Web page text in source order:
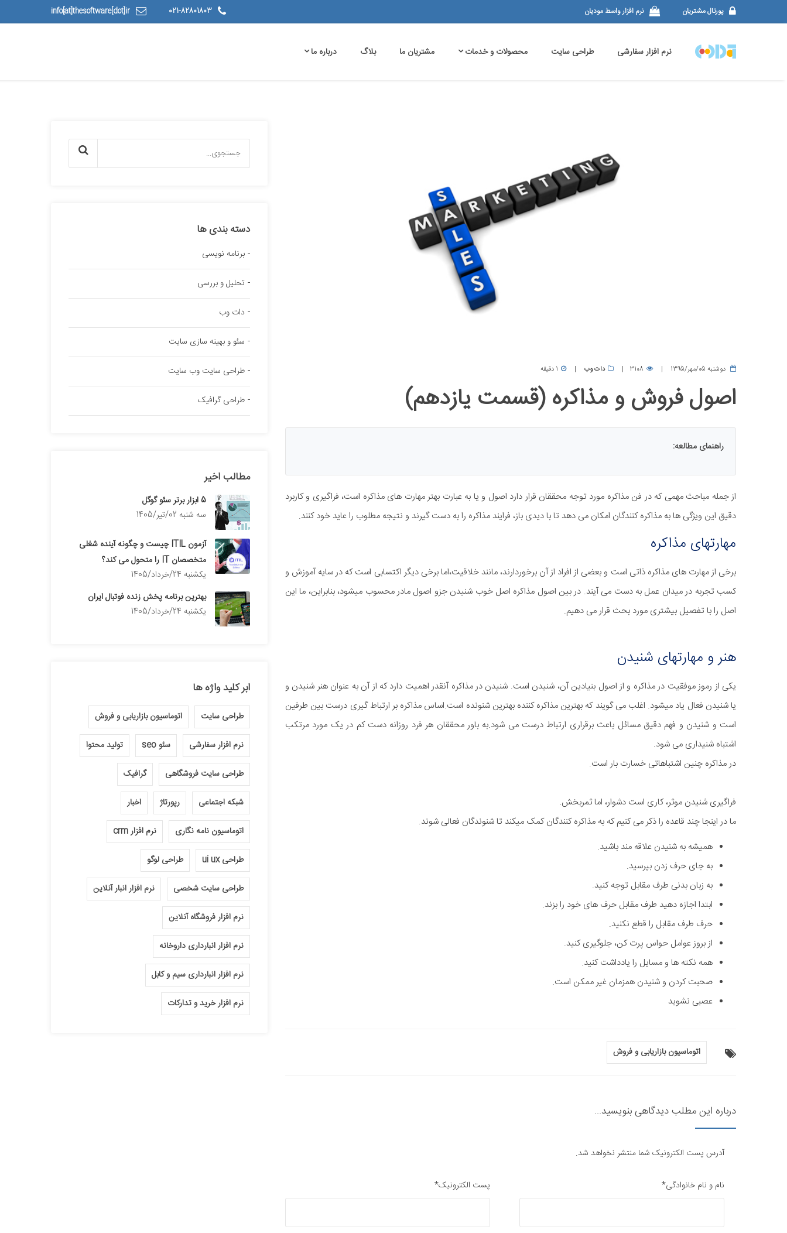
پورتال مشتریان نرم افزار واسط مودیان 021-82801803
info[at]thesoftware[dot]ir
نرم افزار سفارشی طراحی سایت محصولات و خدمات مشتریان ما بلاگ درباره ما
دوشنبه 05/مهر/1395 3108 دات وب 1 دقیقه
اصول فروش و مذاکره (قسمت یازدهم)
راهنمای مطالعه:
از جمله مباحث مهمی که در فن مذاکره مورد توجه محققان قرار دارد اصول و یا به عبارت بهتر مهارت های مذاکره است، فراگیری و کاربرد
دقیق این ویژگی ها به مذاکره کنندگان امکان می دهد تا با دیدی باز، فرایند مذاکره را به دست گیرند و نتیجه مطلوب را عاید خود کنند.
مهارتهای مذاکره
برخی از مهارت های مذاکره ذاتی است و بعضی از افراد از آن برخوردارند، مانند خلاقیت،اما برخی دیگر اکتسابی است که در سایه آموزش و
کسب تجربه در میدان عمل به دست می آیند. در بین اصول مذاکره اصل خوب شنیدن جزو اصول مادر محسوب میشود، بنابراین، ما این
اصل را با تفصیل بیشتری مورد بحث قرار می دهیم.
هنر و مهارتهای شنیدن
یکی از رموز موفقیت در مذاکره و از اصول بنیادین آن، شنیدن است. شنیدن در مذاکره آنقدر اهمیت دارد که از آن به عنوان هنر شنیدن و
یا شنیدن فعال یاد میشود. اغلب می گویند که بهترین مذاکره کننده بهترین شنونده است.اساس مذاکره بر ارتباط گیری درست بین طرفین
است و شنیدن و فهم دقیق مسائل باعث برقراری ارتباط درست می شود.به باور محققان هر فرد روزانه دست کم در یک مورد مرتکب
اشتباه شنیداری می شود.
در مذاکره چنین اشتباهاتی خسارت بار است.
فراگیری شنیدن موثر، کاری است دشوار، اما ثمربخش.
ما در اینجا چند قاعده را ذکر می کنیم که به مذاکره کنندگان کمک میکند تا شنوندگان فعالی شوند.
همیشه به شنیدن علاقه مند باشید.
به جای حرف زدن بپرسید.
به زبان بدنی طرف مقابل توجه کنید.
ابتدا اجازه دهید طرف مقابل حرف های خود را بزند.
حرف طرف مقابل را قطع نکنید.
از بروز عوامل حواس پرت کن، جلوگیری کنید.
همه نکته ها و مسایل را یادداشت کنید.
صحبت کردن و شنیدن همزمان غیر ممکن است.
عصبی نشوید
اتوماسیون بازاریابی و فروش
درباره این مطلب دیدگاهی بنویسید...
آدرس پست الکترونیک شما منتشر نخواهد شد.
نام و نام خانوادگی* پست الکترونیک*
دسته بندی ها
برنامه نویسی
تحلیل و بررسی
دات وب
سئو و بهینه سازی سایت
طراحی سایت وب سایت
طراحی گرافیک
مطالب اخیر
5 ابزار برتر سئو گوگل
سه شنبه 02/تیر/1405
آزمون ITIL چیست و چگونه آینده شغلی
متخصصان IT را متحول می کند؟
يكشنبه 24/خرداد/1405
بهترین برنامه پخش زنده فوتبال ایران
يكشنبه 24/خرداد/1405
ابر کلید واژه ها
طراحی سایت اتوماسیون بازاریابی و فروش
نرم افزار سفارشی سئو seo تولید محتوا
طراحی سایت فروشگاهی گرافیک
شبکه اجتماعی رپورتاژ اخبار
اتوماسیون نامه نگاری نرم افزار crm
طراحی ui ux طراحی لوگو
طراحی سایت شخصی نرم افزار انبار آنلاین
نرم افزار فروشگاه آنلاین
نرم افزار انبارداری داروخانه
نرم افزار انبارداری سیم و کابل
نرم افزار خرید و تدارکات